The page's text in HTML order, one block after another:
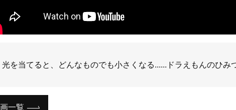
光を当てると、どんなものでも小さくなる......ドラえもんのひ
一覧